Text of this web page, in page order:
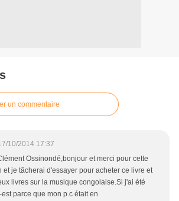
un commentaire
10/2014 17:37
Ossinondé,bonjour et merci pour cette
et je tâcherai d'essayer pour acheter ce livre et
livres sur la musique congolaise.Si j'ai été
parce que mon p.c était en